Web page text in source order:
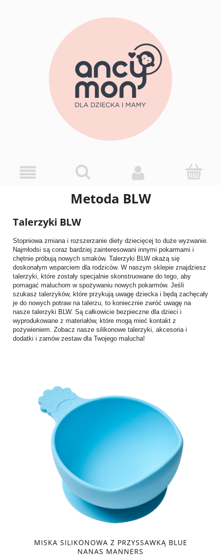
Metoda BLW
Talerzyki BLW
Stopniowa zmiana i rozszerzanie diety dziecięcej to duże wyzwanie.
Najmłodsi są coraz bardziej zainteresowani innymi pokarmami i
chętnie próbują nowych smaków. Talerzyki BLW okażą się
doskonałym wsparciem dla rodziców. W naszym sklepie znajdziesz
talerzyki, które zostały specjalnie skonstruowane do tego, aby
pomagać maluchom w spożywaniu nowych pokarmów. Jeśli
szukasz talerzyków, które przykują uwagę dziecka i będą zachęcały
je do nowych potraw na talerzu, to koniecznie zwróć uwagę na
nasze talerzyki BLW. Są całkowicie bezpieczne dla dzieci i
wyprodukowane z materiałów, które mogą mieć kontakt z
pożywieniem. Zobacz nasze silikonowe talerzyki, akcesoria i
dodatki i zamów zestaw dla Twojego malucha!
MISKA SILIKONOWA Z PRZYSSAWKĄ BLUE
NANAS MANNERS